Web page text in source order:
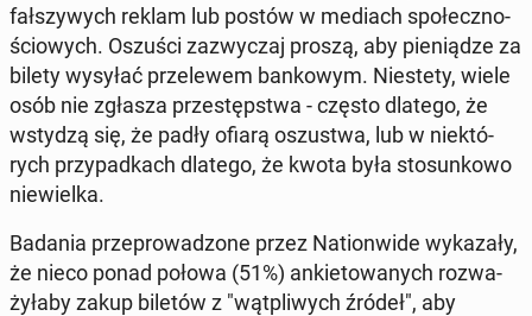
fał­szy­wych reklam lub postów w mediach spo­łecz­no­
ścio­wych. Oszuści za­zwy­czaj proszą, aby pie­nią­dze za
bilety wysyłać prze­le­wem ban­ko­wym. Nie­ste­ty, wiele
osób nie zgłasza prze­stęp­stwa - często dlatego, że
wstydzą się, że padły ofiarą oszu­stwa, lub w nie­któ­
rych przy­pad­kach dlatego, że kwota była sto­sun­ko­wo
nie­wiel­ka.
Badania prze­pro­wa­dzo­ne przez Na­tion­wi­de wy­ka­za­ły,
że nieco ponad połowa (51%) an­kie­to­wa­nych roz­wa­
ży­ła­by zakup biletów z "wąt­pli­wych źródeł", aby